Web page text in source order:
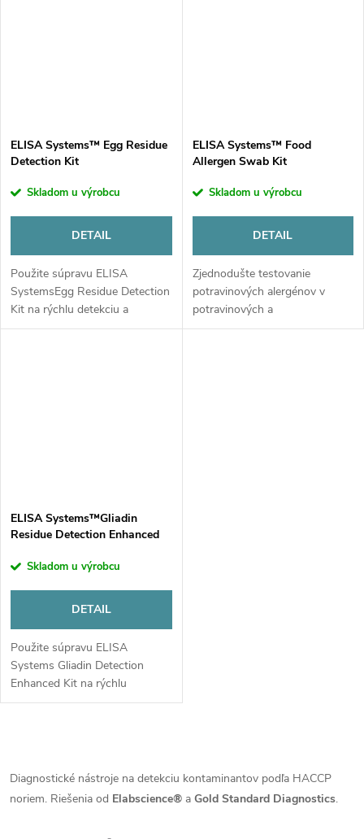
ELISA Systems™ Egg Residue
Detection Kit
Skladom u výrobcu
DETAIL
Použite súpravu ELISA
SystemsEgg Residue Detection
Kit na rýchlu detekciu a
kvantifikáciu zvyškov vajec v
ELISA Systems™ Food
Allergen Swab Kit
Skladom u výrobcu
DETAIL
Zjednodušte testovanie
potravinových alergénov v
potravinových a
environmentálnych vzorkách
ELISA Systems™Gliadin
Residue Detection Enhanced
Skladom u výrobcu
DETAIL
Použite súpravu ELISA
Systems Gliadin Detection
Enhanced Kit na rýchlu
detekciu a kvantifikáciu gliadínu
v
Diagnostické nástroje na detekciu kontaminantov podľa HACCP
noriem. Riešenia od Elabscience® a Gold Standard Diagnostics.